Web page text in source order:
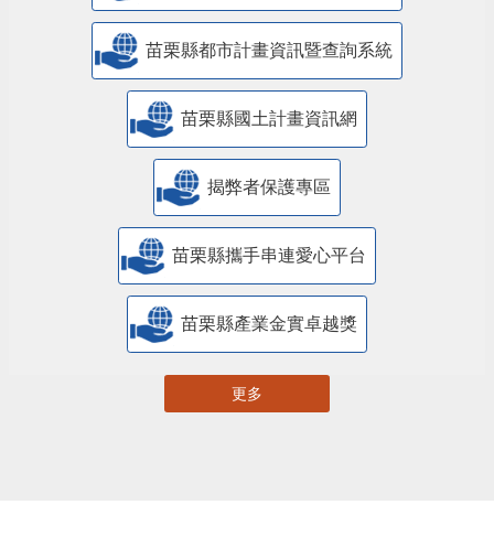
苗栗縣都市計畫資訊暨查詢系統
苗栗縣國土計畫資訊網
揭弊者保護專區
苗栗縣攜手串連愛心平台
苗栗縣產業金實卓越獎
更多